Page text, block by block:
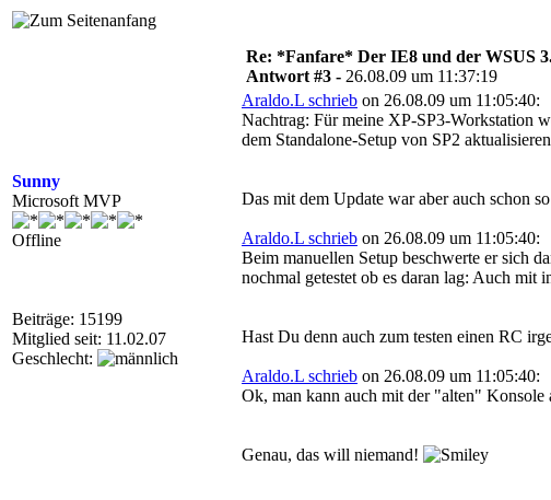
Sunny
Microsoft MVP
Offline
Beiträge: 15199
Mitglied seit: 11.02.07
Geschlecht:
Re: *Fanfare* Der IE8 und der WSUS
Antwort #3 - 26.08.09 um 11:37:19
Araldo.L schrieb on 26.08.09 um 11:05:40:
Nachtrag: Für meine XP-SP3-Workstation
dem Standalone-Setup von SP2
Das mit dem Update war aber auch schon
Araldo.L schrieb on 26.08.09 um 11:05:40:
Beim manuellen Setup beschwerte er sich
nochmal getestet ob es daran lag: Auch mit
Hast Du denn auch zum testen einen RC
Araldo.L schrieb on 26.08.09 um 11:05:40:
Ok, man kann auch mit der "alten"
Genau, das will niemand!